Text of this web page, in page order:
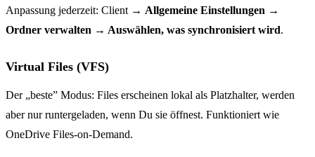
Anpassung jederzeit: Client → Allgemeine Einstellungen →
Ordner verwalten → Auswählen, was synchronisiert wird.
Virtual Files (VFS)
Der „beste” Modus: Files erscheinen lokal als Platzhalter, werden
aber nur runtergeladen, wenn Du sie öffnest. Funktioniert wie
OneDrive Files-on-Demand.